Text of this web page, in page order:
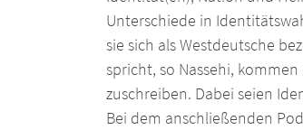
Unterschiede in
sie sich als Westdeutsche
spricht, so Nassehi,
zuschreiben. Dabei seien
Bei dem anschließenden